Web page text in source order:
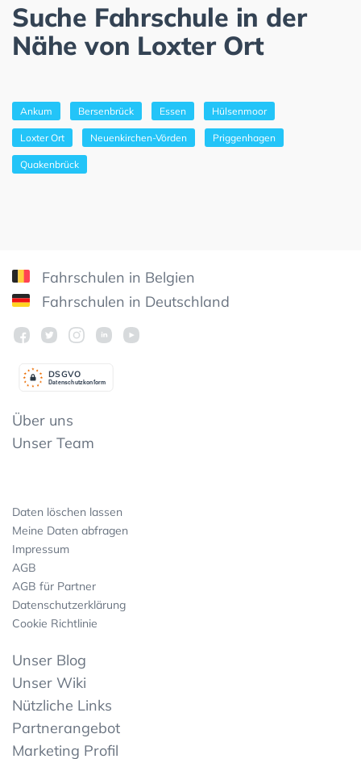
Suche Fahrschule in der
Nähe von Loxter Ort
Ankum Bersenbrück Essen Hülsenmoor
Loxter Ort Neuenkirchen-Vörden Priggenhagen
Quakenbrück
Fahrschulen in Belgien
Fahrschulen in Deutschland
Datenschutzkonform
DSGVO
Über uns
Unser Team
Daten löschen lassen
Meine Daten abfragen
Impressum
AGB
AGB für Partner
Datenschutzerklärung
Cookie Richtlinie
Unser Blog
Unser Wiki
Nützliche Links
Partnerangebot
Marketing Profil